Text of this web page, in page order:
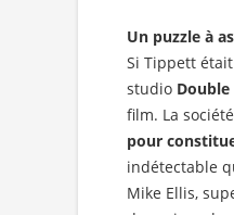
Un puzzle à
Si Tippett
studio
film. La
pour
indétectable
Mike Ellis,